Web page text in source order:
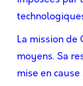
La mission de
moyens. Sa
mise en